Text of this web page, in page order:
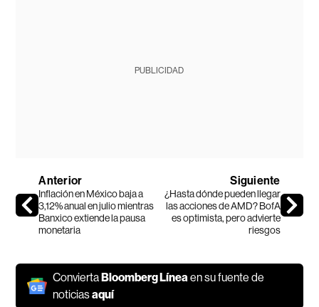
PUBLICIDAD
Anterior
Inflación en México baja a
3,12% anual en julio mientras
Banxico extiende la pausa
monetaria
Siguiente
¿Hasta dónde pueden llegar
las acciones de AMD? BofA
es optimista, pero advierte
riesgos
ConviertaBloomberg Línea en su fuente de
noticiasaquí